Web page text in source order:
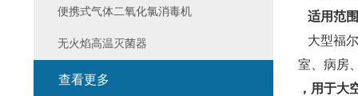
适用范
大型福
室、病房
，用于大
便携式气体二氧化氯消毒机
无火焰高温灭菌器
查看更多